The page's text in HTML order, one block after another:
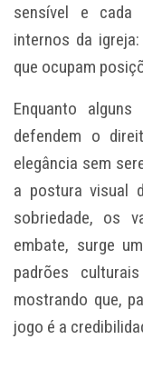
sensível e cada
internos da
que ocupam
Enquanto
defendem o
elegância sem
a postura visual
sobriedade, os
embate, surge
padrões
mostrando que,
jogo é a